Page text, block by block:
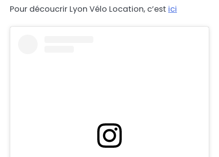
Pour découcrir Lyon Vélo Location, c’est ici